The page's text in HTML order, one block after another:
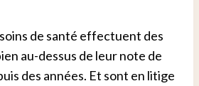
de santé effectuent des
au-dessus de leur note de
des années. Et sont en litige